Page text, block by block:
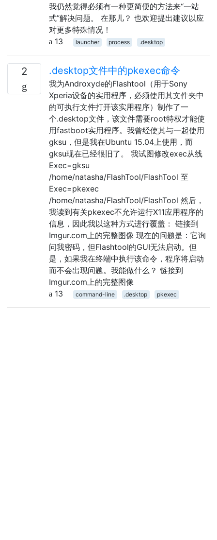
我仍然觉得必须有一种更简便的方法来“一站
式”解决问题。 在那儿？ 也欢迎提出建议以应
对更多特殊情况！
13
launcher process .desktop
2 .desktop文件中的pkexec命令
我为Androxyde的Flashtool（用于Sony
Xperia设备的实用程序，必须使用其文件夹中
的可执行文件打开该实用程序）制作了一
个.desktop文件，该文件需要root特权才能使
用fastboot实用程序。我曾经使其与一起使用
gksu，但是我在Ubuntu 15.04上使用，而
gksu现在已经很旧了。 我试图修改exec从线
Exec=gksu
/home/natasha/FlashTool/FlashTool 至
Exec=pkexec
/home/natasha/FlashTool/FlashTool 然后，
我读到有关pkexec不允许运行X11应用程序的
信息，因此我以这种方式进行覆盖： 链接到
Imgur.com上的完整图像 现在的问题是：它询
问我密码，但Flashtool的GUI无法启动。但
是，如果我在终端中执行该命令，程序将启动
而不会出现问题。我能做什么？ 链接到
Imgur.com上的完整图像
13
command-line .desktop pkexec